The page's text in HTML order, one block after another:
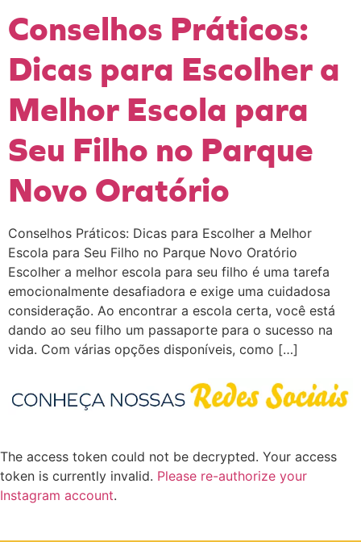
Conselhos Práticos:
Dicas para Escolher a
Melhor Escola para
Seu Filho no Parque
Novo Oratório
Conselhos Práticos: Dicas para Escolher a Melhor
Escola para Seu Filho no Parque Novo Oratório
Escolher a melhor escola para seu filho é uma tarefa
emocionalmente desafiadora e exige uma cuidadosa
consideração. Ao encontrar a escola certa, você está
dando ao seu filho um passaporte para o sucesso na
vida. Com várias opções disponíveis, como […]
The access token could not be decrypted. Your access
token is currently invalid. Please re-authorize your
Instagram account.